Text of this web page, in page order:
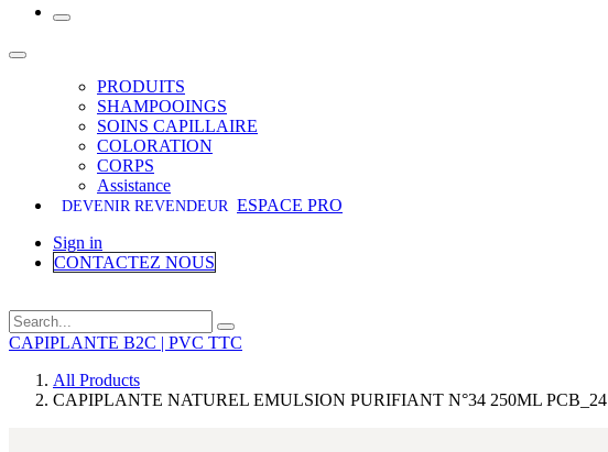
PRODUITS
SHAMPOOINGS
SOINS CAPILLAIRE
COLORATION
CORPS
Assistance
DEVENIR REVENDEUR ESPACE PRO
Sign in
CONTACTEZ NOUS
CAPIPLANTE B2C | PVC TTC
All Products
CAPIPLANTE NATUREL EMULSION PURIFIANT N°34 250ML PCB_24